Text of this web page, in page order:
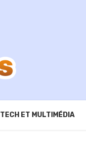
TECH ET MULTIMÉDIA